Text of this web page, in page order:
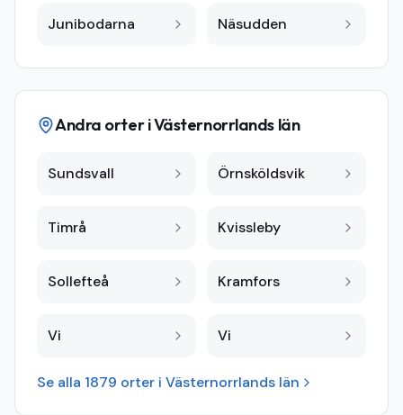
Junibodarna Näsudden
Andra orter iVästernorrlands län
Sundsvall Örnsköldsvik
Timrå Kvissleby
Sollefteå Kramfors
Vi Vi
Se alla 1879 orter i Västernorrlands län